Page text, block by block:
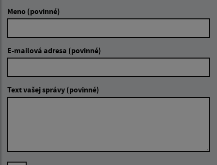
Meno (povinné)
E-mailová adresa (povinné)
Text vašej správy (povinné)